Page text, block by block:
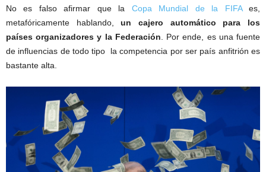
No es falso afirmar que la Copa Mundial de la FIFAes,
metafóricamente hablando,un cajero automático para los
países organizadores y la Federación . Por ende, es una fuente
de influencias de todo tipo la competencia por ser país anfitrión es
bastante alta.